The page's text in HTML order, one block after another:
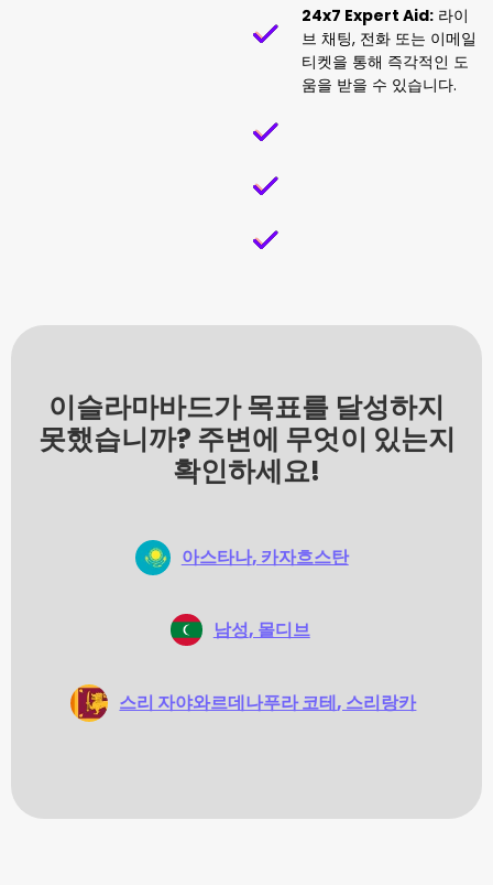
24x7 Expert Aid: 라이
브 채팅, 전화 또는 이메일
티켓을 통해 즉각적인 도
움을 받을 수 있습니다.
이슬라마바드가 목표를 달성하지
못했습니까? 주변에 무엇이 있는지
확인하세요!
아스타나, 카자흐스탄
남성, 몰디브
스리 자야와르데나푸라 코테, 스리랑카